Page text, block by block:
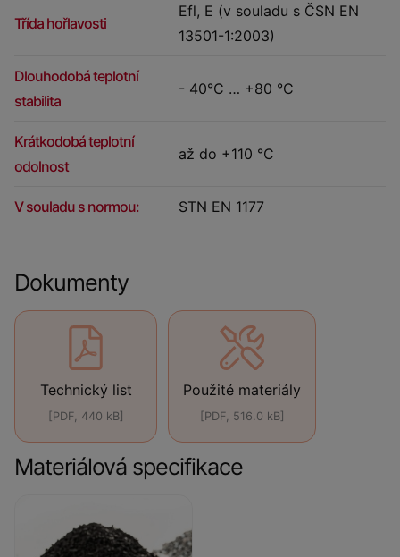
Třída hořlavosti
Efl, E (v souladu s ČSN EN
13501-1:2003)
Dlouhodobá teplotní
stabilita
- 40°C … +80 °C
Krátkodobá teplotní
odolnost
až do +110 °C
V souladu s normou: STN EN 1177
Dokumenty
Technický list
[PDF, 440 kB]
Použité materiály
[PDF, 516.0 kB]
Materiálová specifikace